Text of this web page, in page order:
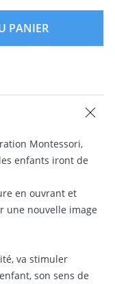
PANIER
Montessori,
enfants iront de
en ouvrant et
une nouvelle image
va stimuler
son sens de